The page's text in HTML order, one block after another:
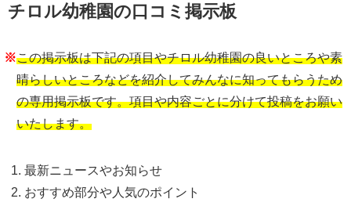
チロル幼稚園の口コミ掲示板
※この掲示板は下記の項目やチロル幼稚園の良いところや素
晴らしいところなどを紹介してみんなに知ってもらうため
の専用掲示板です。項目や内容ごとに分けて投稿をお願い
いたします。
最新ニュースやお知らせ
おすすめ部分や人気のポイント